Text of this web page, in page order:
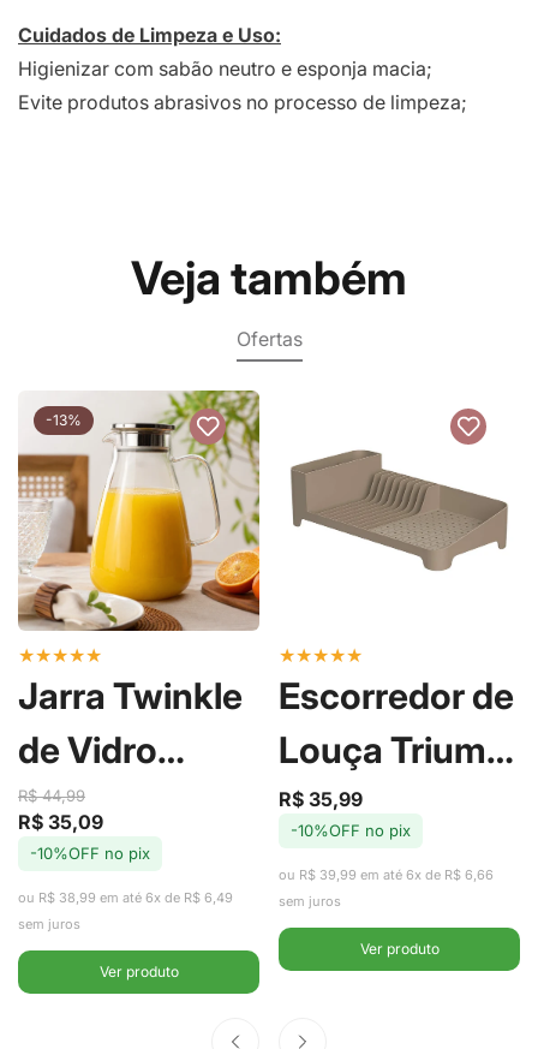
Cuidados de Limpeza e Uso:
Higienizar com sabão neutro e esponja macia;
Evite produtos abrasivos no processo de limpeza;
Veja também
Ofertas
-13%
★★★★★
Jarra Twinkle
de Vidro
Borossilicato
com Tampa
em Aço Inox
2,2L -
Preço
de
R$ 35,09
Preço
regular
R$ 44,99
-10%OFF no pix
ou R$ 38,99 em até 6x de R$ 6,49
sem juros
Ver produto
★★★★★
Escorredor de
Louça Trium
Compact
Marrom
Amêndoa -
Ou
Preço
de
R$ 35,99
Preço
regular
-10%OFF no pix
ou R$ 39,99 em até 6x de R$ 6,66
sem juros
Ver produto